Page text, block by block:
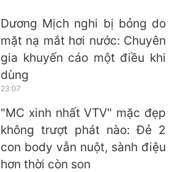
Dương Mịch nghi bị bỏng do
mặt nạ mắt hơi nước: Chuyên
gia khuyến cáo một điều khi
dùng
23:07
"MC xinh nhất VTV" mặc đẹp
không trượt phát nào: Đẻ 2
con body vẫn nuột, sành điệu
hơn thời còn son